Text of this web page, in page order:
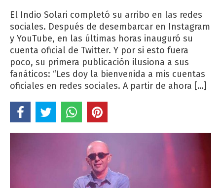
El Indio Solari completó su arribo en las redes
sociales. Después de desembarcar en Instagram
y YouTube, en las últimas horas inauguró su
cuenta oficial de Twitter. Y por si esto fuera
poco, su primera publicación ilusiona a sus
fanáticos: “Les doy la bienvenida a mis cuentas
oficiales en redes sociales. A partir de ahora […]